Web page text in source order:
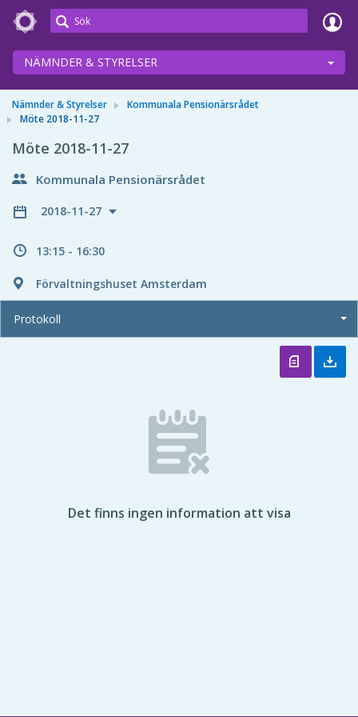
Meetings+
NÄMNDER & STYRELSER
Nämnder & Styrelser
Kommunala Pensionärsrådet
Möte 2018-11-27
Möte 2018-11-27
Kommunala Pensionärsrådet
2018-11-27
13:15 - 16:30
Förvaltningshuset Amsterdam
Protokoll
Det finns ingen information att visa